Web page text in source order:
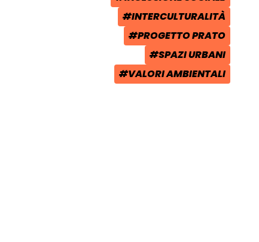
TAG:
TAG:
#INTERCULTURALITÀ
TAG:
#PROGETTO PRATO
TAG:
#SPAZI URBANI
TAG:
#VALORI AMBIENTALI